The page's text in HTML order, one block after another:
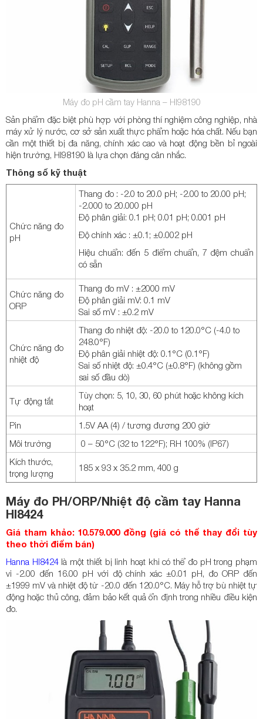
Máy đo pH cầm tay Hanna – HI98190
Sản phẩm đặc biệt phù hợp với phòng thí nghiệm công nghiệp, nhà
máy xử lý nước, cơ sở sản xuất thực phẩm hoặc hóa chất. Nếu bạn
cần một thiết bị đa năng, chính xác cao và hoạt động bền bỉ ngoài
hiện trường, HI98190 là lựa chọn đáng cân nhắc.
Thông số kỹ thuật
Chức năng đo
pH
Thang đo : -2.0 to 20.0 pH; -2.00 to 20.00 pH;
-2.000 to 20.000 pH
Độ phân giải: 0.1 pH; 0.01 pH; 0.001 pH
Độ chính xác : ±0.1; ±0.002 pH
Hiệu chuẩn: đến 5 điểm chuẩn, 7 đệm chuẩn
có sẵn
Chức năng đo
ORP
Thang đo mV : ±2000 mV
Độ phân giải mV: 0.1 mV
Sai số mV : ±0.2 mV
Chức năng đo
nhiệt độ
Thang đo nhiệt độ: -20.0 to 120.0°C (-4.0 to
248.0°F)
Độ phân giải nhiệt độ: 0.1°C (0.1°F)
Sai số nhiệt độ: ±0.4°C (±0.8°F) (không gồm
sai số đầu dò)
Tự động tắt
Tùy chọn: 5, 10, 30, 60 phút hoặc không kích
hoạt
Pin
1.5V AA (4) / tương đương 200 giờ
Môi trường
0 – 50°C (32 to 122°F); RH 100% (IP67)
Kích thước,
trọng lượng
185 x 93 x 35.2 mm, 400 g
Máy đo PH/ORP/Nhiệt độ cầm tay Hanna
HI8424
Giá tham khảo: 10.579.000 đồng (giá có thể thay đổi tùy
theo thời điểm bán)
Hanna HI8424là một thiết bị linh hoạt khi có thể đo pH trong phạm
vi -2.00 đến 16.00 pH với độ chính xác ±0.01 pH, đo ORP đến
±1999 mV và nhiệt độ từ -20.0 đến 120.0°C. Máy hỗ trợ bù nhiệt tự
động hoặc thủ công, đảm bảo kết quả ổn định trong nhiều điều kiện
đo.